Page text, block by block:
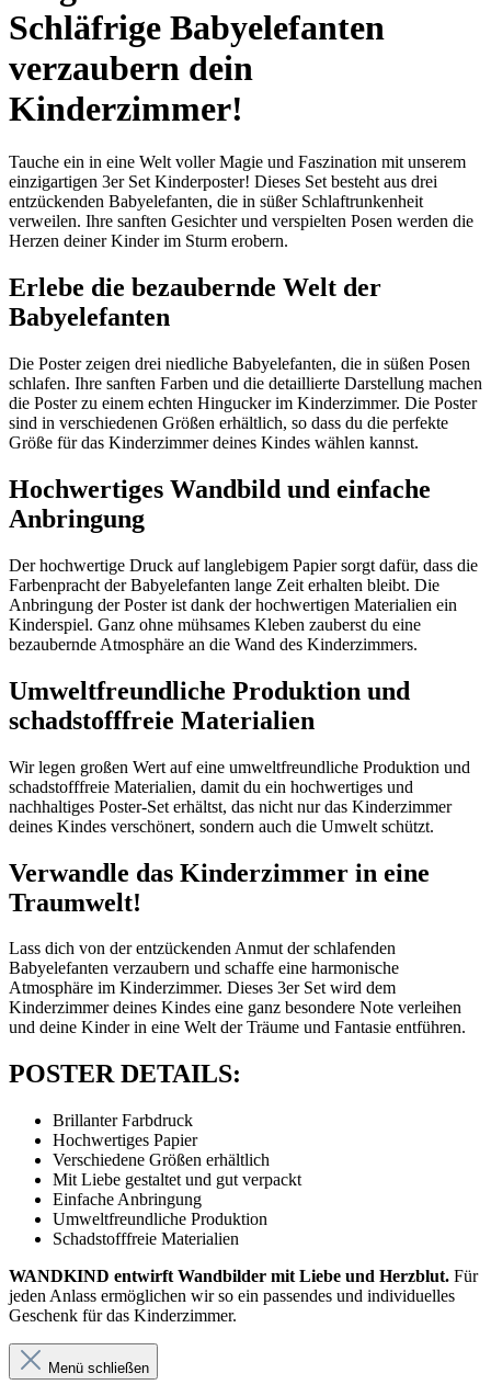
Schläfrige Babyelefanten
verzaubern dein
Kinderzimmer!
Tauche ein in eine Welt voller Magie und Faszination mit unserem
einzigartigen 3er Set Kinderposter! Dieses Set besteht aus drei
entzückenden Babyelefanten, die in süßer Schlaftrunkenheit
verweilen. Ihre sanften Gesichter und verspielten Posen werden die
Herzen deiner Kinder im Sturm erobern.
Erlebe die bezaubernde Welt der
Babyelefanten
Die Poster zeigen drei niedliche Babyelefanten, die in süßen Posen
schlafen. Ihre sanften Farben und die detaillierte Darstellung machen
die Poster zu einem echten Hingucker im Kinderzimmer. Die Poster
sind in verschiedenen Größen erhältlich, so dass du die perfekte
Größe für das Kinderzimmer deines Kindes wählen kannst.
Hochwertiges Wandbild und einfache
Anbringung
Der hochwertige Druck auf langlebigem Papier sorgt dafür, dass die
Farbenpracht der Babyelefanten lange Zeit erhalten bleibt. Die
Anbringung der Poster ist dank der hochwertigen Materialien ein
Kinderspiel. Ganz ohne mühsames Kleben zauberst du eine
bezaubernde Atmosphäre an die Wand des Kinderzimmers.
Umweltfreundliche Produktion und
schadstofffreie Materialien
Wir legen großen Wert auf eine umweltfreundliche Produktion und
schadstofffreie Materialien, damit du ein hochwertiges und
nachhaltiges Poster-Set erhältst, das nicht nur das Kinderzimmer
deines Kindes verschönert, sondern auch die Umwelt schützt.
Verwandle das Kinderzimmer in eine
Traumwelt!
Lass dich von der entzückenden Anmut der schlafenden
Babyelefanten verzaubern und schaffe eine harmonische
Atmosphäre im Kinderzimmer. Dieses 3er Set wird dem
Kinderzimmer deines Kindes eine ganz besondere Note verleihen
und deine Kinder in eine Welt der Träume und Fantasie entführen.
POSTER DETAILS:
Brillanter Farbdruck
Hochwertiges Papier
Verschiedene Größen erhältlich
Mit Liebe gestaltet und gut verpackt
Einfache Anbringung
Umweltfreundliche Produktion
Schadstofffreie Materialien
WANDKIND entwirft Wandbilder mit Liebe und Herzblut. Für
jeden Anlass ermöglichen wir so ein passendes und individuelles
Geschenk für das Kinderzimmer.
Menü schließen